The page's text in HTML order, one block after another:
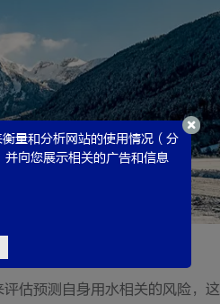
估预测自身用水相关的风险，
量和分析网站的使用情况（分
向您展示相关的广告和信息